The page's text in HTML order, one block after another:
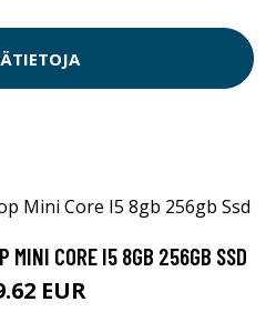
MINI CORE I5 8GB 256GB SSD
EUR